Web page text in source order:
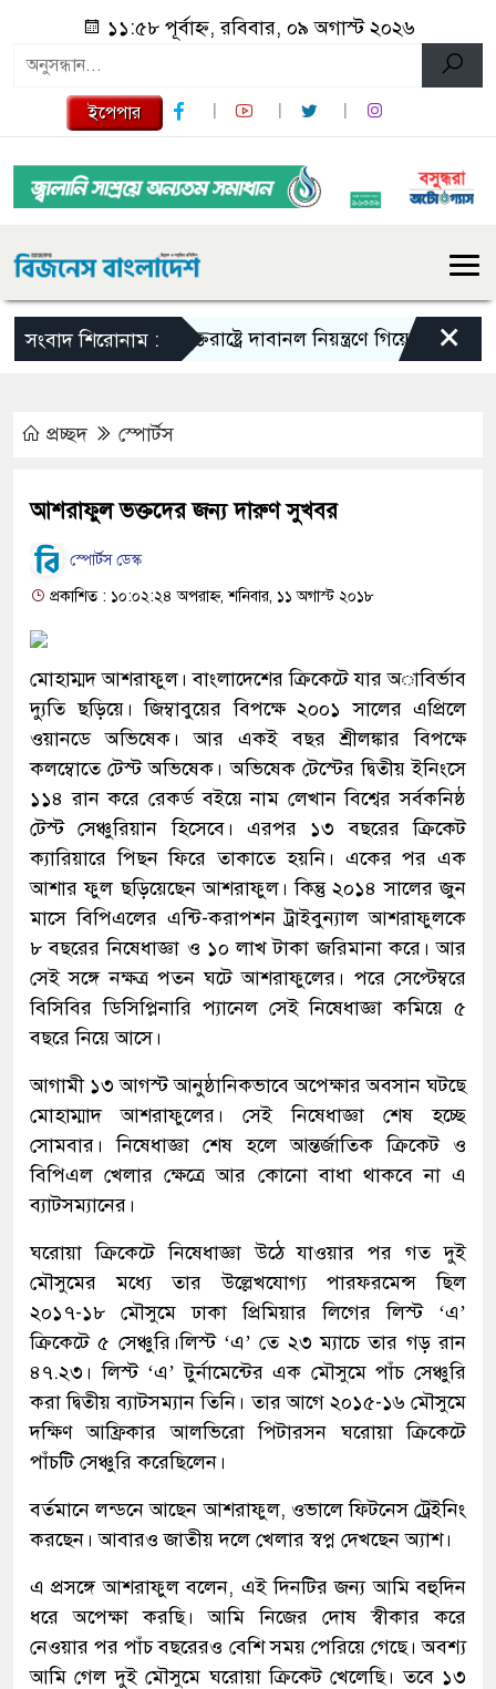
১১:৫৮ পূর্বাহ্ন, রবিবার, ০৯ অগাস্ট ২০২৬
ইপেপার
সংবাদ শিরোনাম :যুক্তরাষ্ট্রে দাবানল নিয়ন্ত্রণে গিয়ে হেলিকপ্টার×
প্রচ্ছদ স্পোর্টস
আশরাফুল ভক্তদের জন্য দারুণ সুখবর
স্পোর্টস ডেস্ক
প্রকাশিত : ১০:০২:২৪ অপরাহ্ন, শনিবার, ১১ অগাস্ট ২০১৮
মোহাম্মদ আশরাফুল। বাংলাদেশের ক্রিকেটে যার অাবির্ভাব
দ্যুতি ছড়িয়ে। জিম্বাবুয়ের বিপক্ষে ২০০১ সালের এপ্রিলে
ওয়ানডে অভিষেক। আর একই বছর শ্রীলঙ্কার বিপক্ষে
কলম্বোতে টেস্ট অভিষেক। অভিষেক টেস্টের দ্বিতীয় ইনিংসে
১১৪ রান করে রেকর্ড বইয়ে নাম লেখান বিশ্বের সর্বকনিষ্ঠ
টেস্ট সেঞ্চুরিয়ান হিসেবে। এরপর ১৩ বছরের ক্রিকেট
ক্যারিয়ারে পিছন ফিরে তাকাতে হয়নি। একের পর এক
আশার ফুল ছড়িয়েছেন আশরাফুল। কিন্তু ২০১৪ সালের জুন
মাসে বিপিএলের এন্টি-করাপশন ট্রাইবুন্যাল আশরাফুলকে
৮ বছরের নিষেধাজ্ঞা ও ১০ লাখ টাকা জরিমানা করে। আর
সেই সঙ্গে নক্ষত্র পতন ঘটে আশরাফুলের। পরে সেপ্টেম্বরে
বিসিবির ডিসিপ্লিনারি প্যানেল সেই নিষেধাজ্ঞা কমিয়ে ৫
বছরে নিয়ে আসে।
আগামী ১৩ আগস্ট আনুষ্ঠানিকভাবে অপেক্ষার অবসান ঘটছে
মোহাম্মাদ আশরাফুলের। সেই নিষেধাজ্ঞা শেষ হচ্ছে
সোমবার। নিষেধাজ্ঞা শেষ হলে আন্তর্জাতিক ক্রিকেট ও
বিপিএল খেলার ক্ষেত্রে আর কোনো বাধা থাকবে না এ
ব্যাটসম্যানের।
ঘরোয়া ক্রিকেটে নিষেধাজ্ঞা উঠে যাওয়ার পর গত দুই
মৌসুমের মধ্যে তার উল্লেখযোগ্য পারফরমেন্স ছিল
২০১৭-১৮ মৌসুমে ঢাকা প্রিমিয়ার লিগের লিস্ট ‘এ’
ক্রিকেটে ৫ সেঞ্চুরি।লিস্ট ‘এ’ তে ২৩ ম্যাচে তার গড় রান
৪৭.২৩। লিস্ট ‘এ’ টুর্নামেন্টের এক মৌসুমে পাঁচ সেঞ্চুরি
করা দ্বিতীয় ব্যাটসম্যান তিনি। তার আগে ২০১৫-১৬ মৌসুমে
দক্ষিণ আফ্রিকার আলভিরো পিটারসন ঘরোয়া ক্রিকেটে
পাঁচটি সেঞ্চুরি করেছিলেন।
বর্তমানে লন্ডনে আছেন আশরাফুল, ওভালে ফিটনেস ট্রেইনিং
করছেন। আবারও জাতীয় দলে খেলার স্বপ্ন দেখছেন অ্যাশ।
এ প্রসঙ্গে আশরাফুল বলেন, এই দিনটির জন্য আমি বহুদিন
ধরে অপেক্ষা করছি। আমি নিজের দোষ স্বীকার করে
নেওয়ার পর পাঁচ বছরেরও বেশি সময় পেরিয়ে গেছে। অবশ্য
আমি গেল দুই মৌসুমে ঘরোয়া ক্রিকেট খেলেছি। তবে ১৩